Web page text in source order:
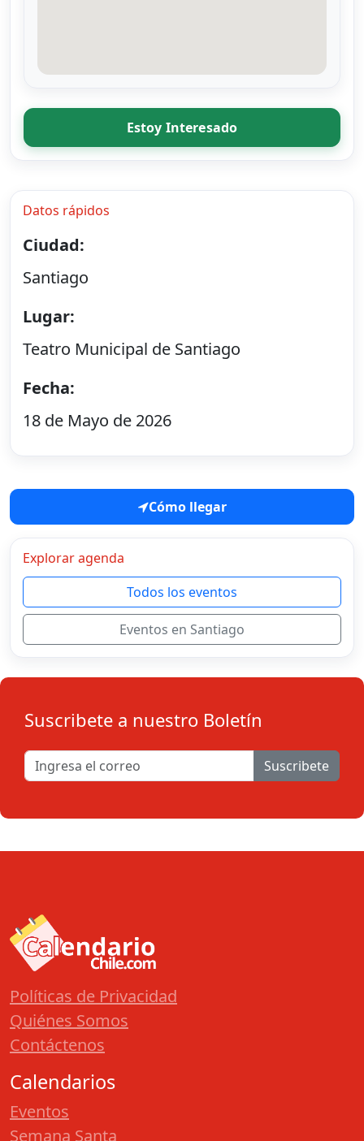
Estoy Interesado
Datos rápidos
Ciudad:
Santiago
Lugar:
Teatro Municipal de Santiago
Fecha:
18 de Mayo de 2026
Cómo llegar
Explorar agenda
Todos los eventos
Eventos en Santiago
Suscribete a nuestro Boletín
Suscribete
Políticas de Privacidad
Quiénes Somos
Contáctenos
Calendarios
Eventos
Semana Santa